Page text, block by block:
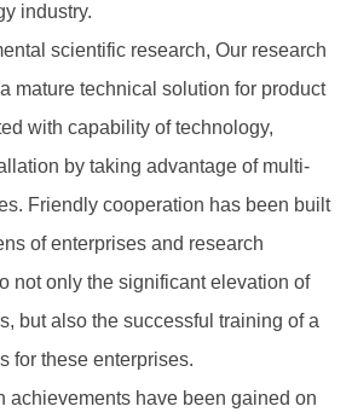
industry.
scientific research, Our research
mature technical solution for product
with capability of technology,
by taking advantage of multi-
Friendly cooperation has been built
of enterprises and research
not only the significant elevation of
but also the successful training of a
for these enterprises.
achievements have been gained on